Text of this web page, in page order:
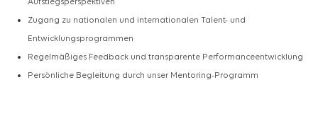
Aufstiegsperspektiven
Zugang zu nationalen und internationalen Talent- und
Entwicklungsprogrammen
Regelmäßiges Feedback und transparente Performanceentwicklung
Persönliche Begleitung durch unser Mentoring-Programm